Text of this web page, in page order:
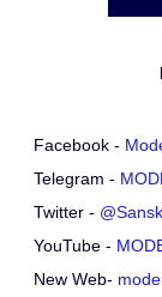
Facebook -
Telegram -
Twitter -
YouTube -
New Web-